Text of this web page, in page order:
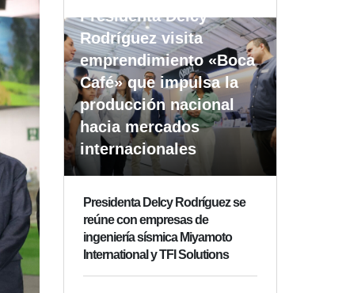
Presidenta Delcy
Rodríguez visita
emprendimiento «Boca
Café» que impulsa la
producción nacional
hacia mercados
internacionales
Presidenta Delcy Rodríguez se
reúne con empresas de
ingeniería sísmica Miyamoto
International y TFI Solutions